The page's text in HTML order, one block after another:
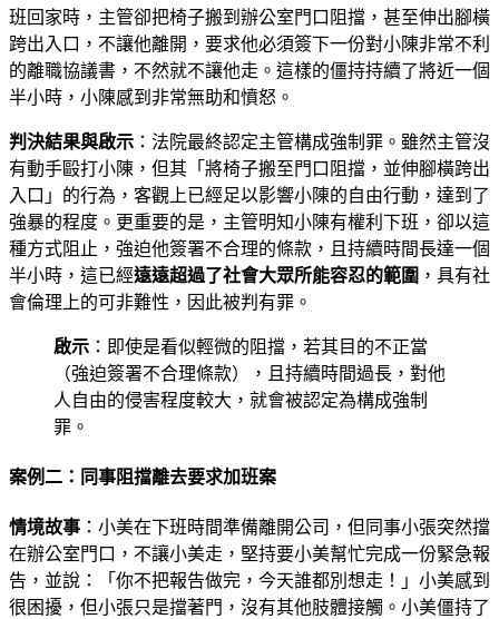
班回家時，主管卻把椅子搬到辦公室門口阻擋，甚至伸出腳橫
跨出入口，不讓他離開，要求他必須簽下一份對小陳非常不利
的離職協議書，不然就不讓他走。這樣的僵持持續了將近一個
半小時，小陳感到非常無助和憤怒。
判決結果與啟示 ：法院最終認定主管構成強制罪。雖然主管沒
有動手毆打小陳，但其「將椅子搬至門口阻擋，並伸腳橫跨出
入口」的行為，客觀上已經足以影響小陳的自由行動，達到了
強暴的程度。更重要的是，主管明知小陳有權利下班，卻以這
種方式阻止，強迫他簽署不合理的條款，且持續時間長達一個
半小時，這已經遠遠超過了社會大眾所能容忍的範圍 ，具有社
會倫理上的可非難性，因此被判有罪。
啟示 ：即使是看似輕微的阻擋，若其目的不正當
（強迫簽署不合理條款），且持續時間過長，對他
人自由的侵害程度較大，就會被認定為構成強制
罪。
案例二：同事阻擋離去要求加班案
情境故事 ：小美在下班時間準備離開公司，但同事小張突然擋
在辦公室門口，不讓小美走，堅持要小美幫忙完成一份緊急報
告，並說：「你不把報告做完，今天誰都別想走！」小美感到
很困擾，但小張只是擋著門，沒有其他肢體接觸。小美僵持了